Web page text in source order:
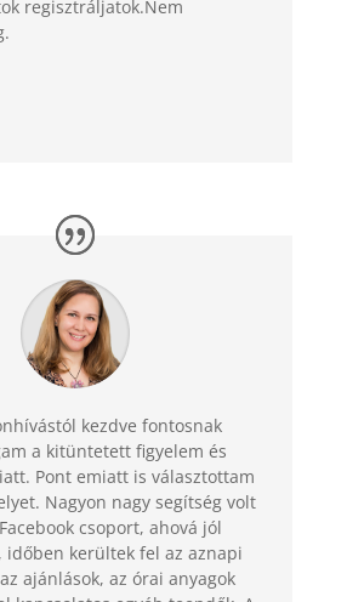
regisztráljatok.Nem
kezdve fontosnak
a kitüntetett figyelem és
Pont emiatt is választottam
Nagyon nagy segítség volt
csoport, ahová jól
időben kerültek fel az aznapi
ajánlások, az órai anyagok